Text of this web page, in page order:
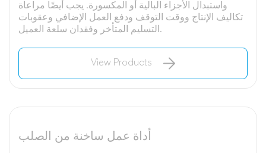
واستبدال الأجزاء البالية أو المكسورة. يجب أيضًا مراعاة
تكاليف الإنتاج ووقت التوقف ودفع العمل الإضافي وعقوبات
التسليم المتأخر وفقدان سلعة العميل.
View Products
أداة عمل ساخنة من الصلب